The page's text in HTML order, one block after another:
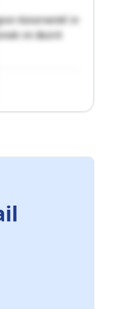
Kaiserwinkl in
im Bezirk